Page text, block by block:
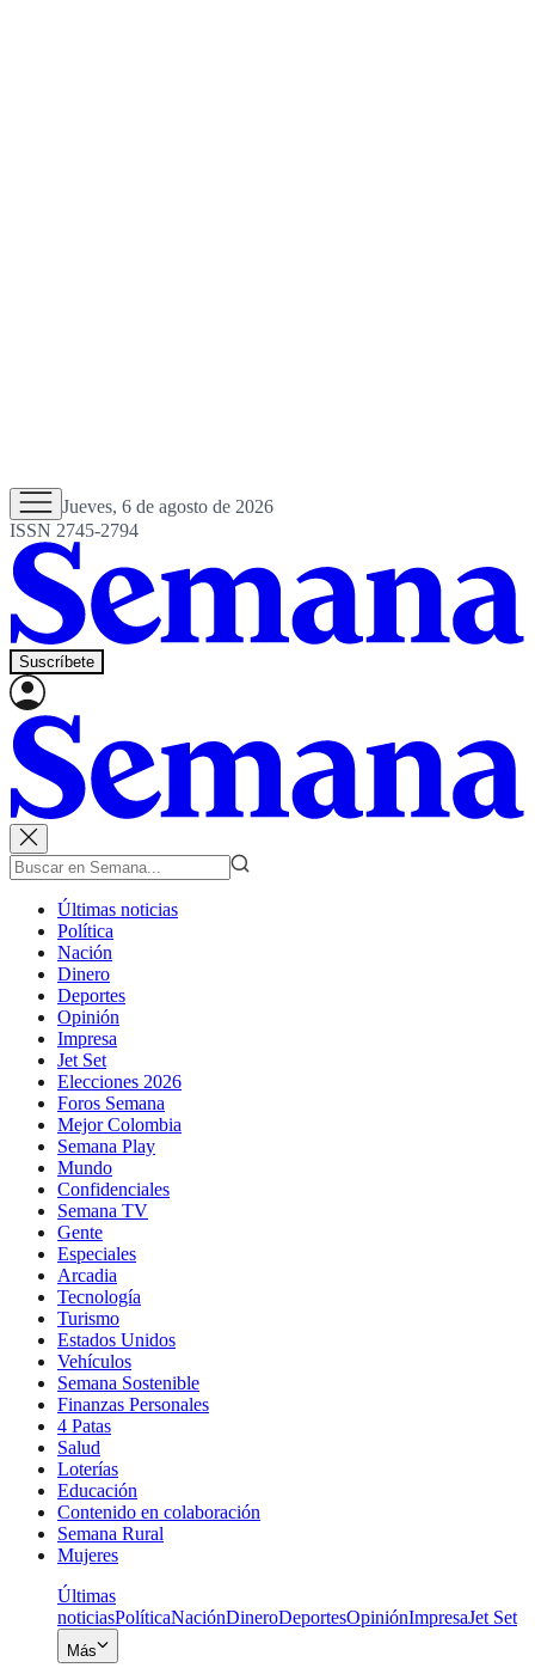
Jueves, 6 de agosto de 2026
ISSN 2745-2794
Suscríbete
Últimas noticias
Política
Nación
Dinero
Deportes
Opinión
Impresa
Jet Set
Elecciones 2026
Foros Semana
Mejor Colombia
Semana Play
Mundo
Confidenciales
Semana TV
Gente
Especiales
Arcadia
Tecnología
Turismo
Estados Unidos
Vehículos
Semana Sostenible
Finanzas Personales
4 Patas
Salud
Loterías
Educación
Contenido en colaboración
Semana Rural
Mujeres
Últimas
noticiasPolíticaNaciónDineroDeportesOpiniónImpresaJet Set
Más